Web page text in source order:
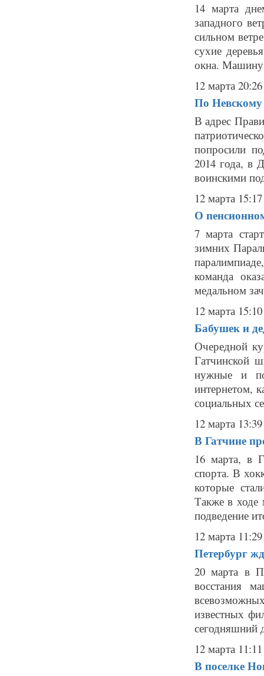
14 марта
западного
сильном
сухие
окна. Машину
12 марта 20:26
По Невскому
В адрес
попросили
2014 года, в
воинскими
12 марта 15:17
О
7 марта
зимних
команда
медальном
12 марта 15:10
Бабушек и
Очередной
Гатчинской
нужные и
интернетом,
социальных
12 марта 13:39
В Гатчине
16 марта, в
спорта. В
которые
Также в ходе
подведение
12 марта 11:29
Петербург
20 марта в
восстания
известных
сегодняшний
12 марта 11:11
В поселке